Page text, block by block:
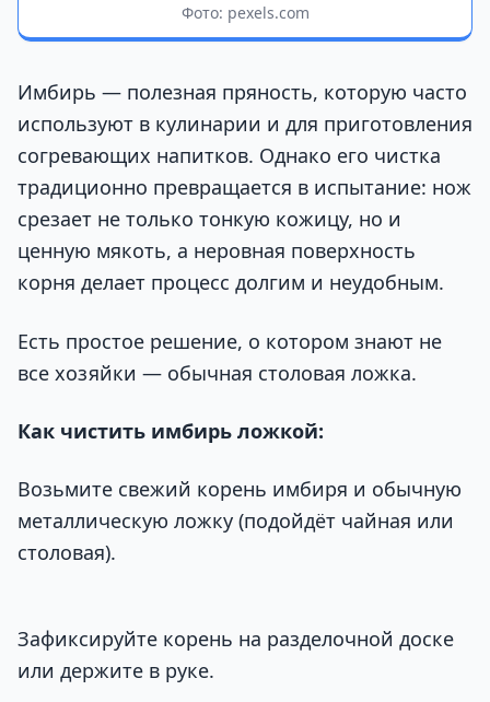
Фото: pexels.com
Имбирь — полезная пряность, которую часто
используют в кулинарии и для приготовления
согревающих напитков. Однако его чистка
традиционно превращается в испытание: нож
срезает не только тонкую кожицу, но и
ценную мякоть, а неровная поверхность
корня делает процесс долгим и неудобным.
Есть простое решение, о котором знают не
все хозяйки — обычная столовая ложка.
Как чистить имбирь ложкой:
Возьмите свежий корень имбиря и обычную
металлическую ложку (подойдёт чайная или
столовая).
Зафиксируйте корень на разделочной доске
или держите в руке.